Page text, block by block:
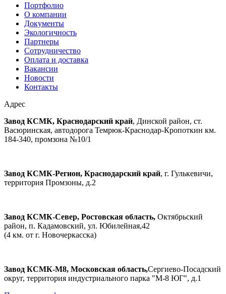
Портфолио
О компании
Документы
Экологичность
Партнеры
Сотрудничество
Оплата и доставка
Вакансии
Новости
Контакты
Адрес
Завод КСМК, Краснодарский край, Динской район, ст.
Васюринская, автодорога Темрюк-Краснодар-Кропоткин км.
184-340, промзона №10/1
Завод КСМК-Регион, Краснодарский край, г. Гулькевичи,
территория Промзоны, д.2
Завод КСМК-Север, Ростовская область, Октябрьский
район, п. Кадамовский, ул. Юбилейная,42
(4 км. от г. Новочеркасска)
Завод КСМК-М8, Московская область,Сергиево-Посадский
округ, территория индустриального парка "М-8 ЮГ", д.1